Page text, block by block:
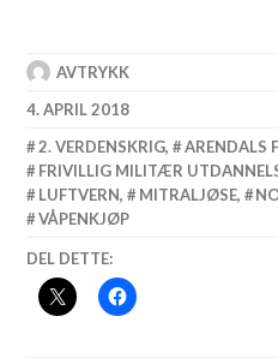
AVTRYKK
4. APRIL 2018
2. VERDENSKRIG, ARENDALS
FRIVILLIG MILITÆR
LUFTVERN, MITRALJØSE,
VÅPENKJØP
DEL DETTE: